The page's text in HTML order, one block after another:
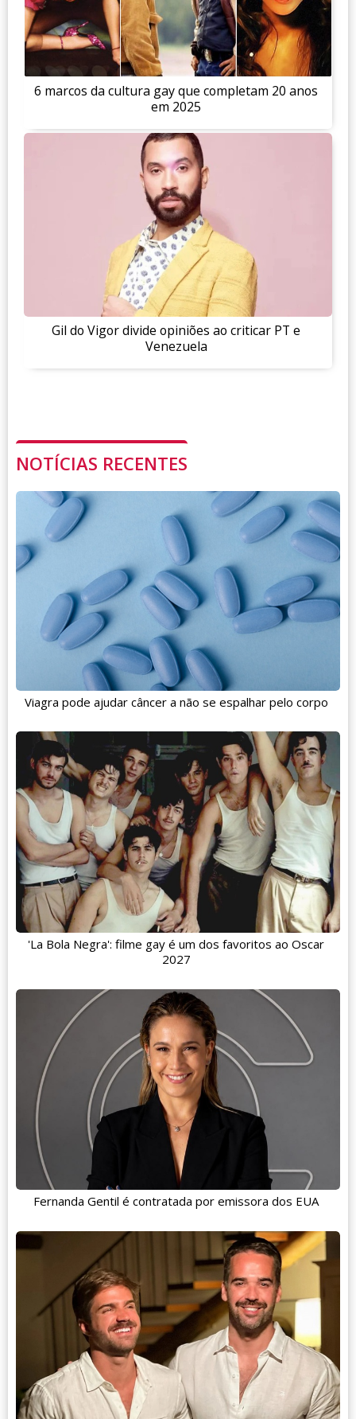
6 marcos da cultura gay que completam 20 anos
em 2025
Gil do Vigor divide opiniões ao criticar PT e
Venezuela
NOTÍCIAS RECENTES
Viagra pode ajudar câncer a não se espalhar pelo corpo
'La Bola Negra': filme gay é um dos favoritos ao Oscar
2027
Fernanda Gentil é contratada por emissora dos EUA